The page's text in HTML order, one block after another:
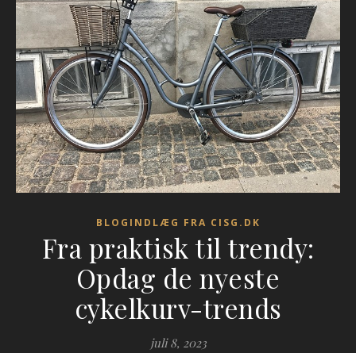
BLOGINDLÆG FRA CISG.DK
Fra praktisk til trendy:
Opdag de nyeste
cykelkurv-trends
juli 8, 2023